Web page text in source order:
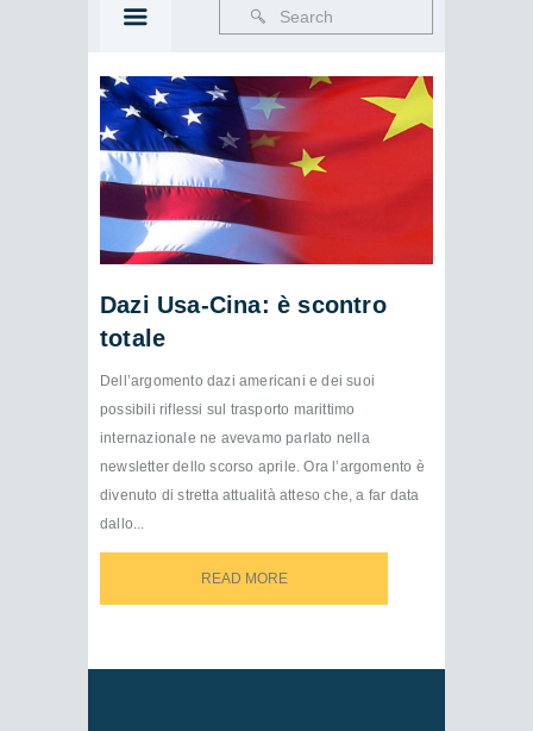
Dazi Usa-Cina: è scontro
totale
Dell’argomento dazi americani e dei suoi
possibili riflessi sul trasporto marittimo
internazionale ne avevamo parlato nella
newsletter dello scorso aprile. Ora l’argomento è
divenuto di stretta attualità atteso che, a far data
dallo...
READ MORE